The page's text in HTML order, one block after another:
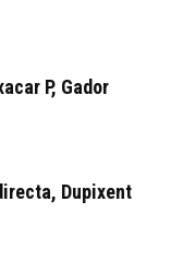
P, Gador
Dupixent